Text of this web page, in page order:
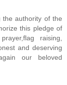
the authority of the
this pledge of
raising,
and deserving
our beloved